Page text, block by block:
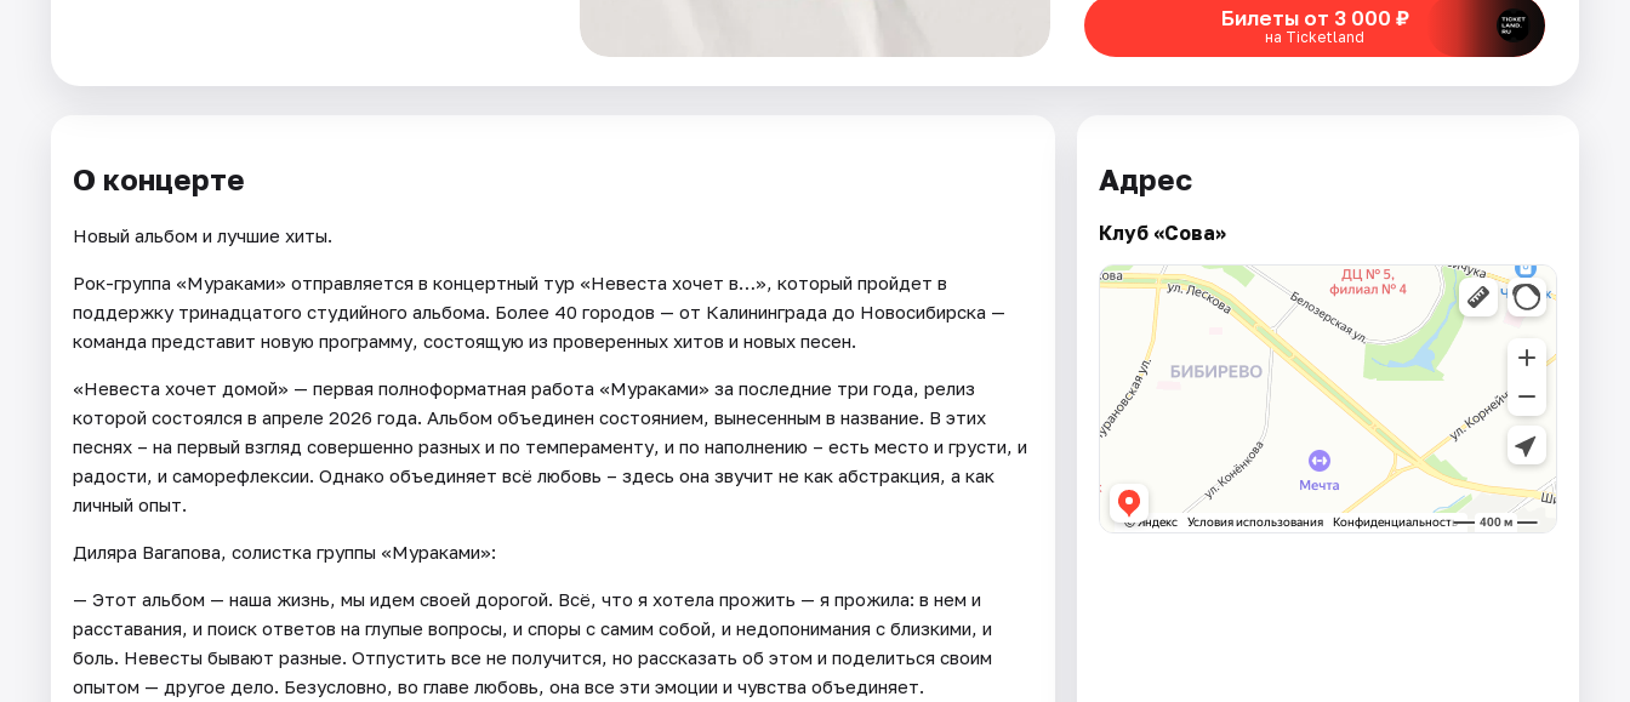
Билеты от 3 000 ₽
на Ticketland
О концерте
Новый альбом и лучшие хиты.
Рок-группа «Мураками» отправляется в концертный тур «Невеста хочет в…», который пройдет в
поддержку тринадцатого студийного альбома. Более 40 городов — от Калининграда до Новосибирска —
команда представит новую программу, состоящую из проверенных хитов и новых песен.
«Невеста хочет домой» — первая полноформатная работа «Мураками» за последние три года, релиз
которой состоялся в апреле 2026 года. Альбом объединен состоянием, вынесенным в название. В этих
песнях – на первый взгляд совершенно разных и по темпераменту, и по наполнению – есть место и грусти, и
радости, и саморефлексии. Однако объединяет всё любовь – здесь она звучит не как абстракция, а как
личный опыт.
Диляра Вагапова, солистка группы «Мураками»:
— Этот альбом — наша жизнь, мы идем своей дорогой. Всё, что я хотела прожить — я прожила: в нем и
расставания, и поиск ответов на глупые вопросы, и споры с самим собой, и недопонимания с близкими, и
боль. Невесты бывают разные. Отпустить все не получится, но рассказать об этом и поделиться своим
опытом — другое дело. Безусловно, во главе любовь, она все эти эмоции и чувства объединяет.
Адрес
Клуб «Сова»